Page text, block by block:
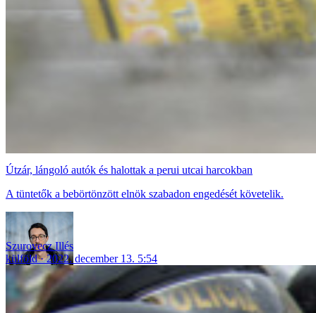
Útzár, lángoló autók és halottak a perui utcai harcokban
A tüntetők a bebörtönzött elnök szabadon engedését követelik.
Szurovecz Illés
külföld
2022. december 13. 5:54